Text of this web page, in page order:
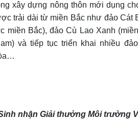
xây dựng nông thôn mới dụng
trải dài từ miền Bắc như đảo Cát
miền Bắc), đảo Cù Lao Xanh
và tiếp tục triển khai nhiều
nhận Giải thưởng Môi trường